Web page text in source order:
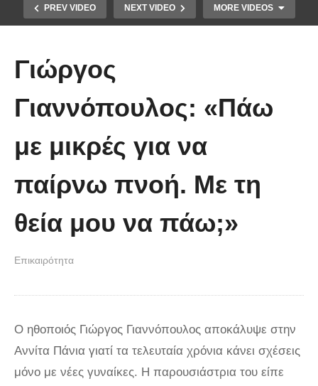
PREV VIDEO NEXT VIDEO MORE VIDEOS
πρώτη στιγμή και συγκίνησε το
νοηματική με ένα μικρό κορίτσι
Γιώργος
Γιαννόπουλος: «Πάω
με μικρές για να
παίρνω πνοή. Με τη
θεία μου να πάω;»
Επικαιρότητα
Ο ηθοποιός Γιώργος Γιαννόπουλος αποκάλυψε στην
Αννίτα Πάνια γιατί τα τελευταία χρόνια κάνει σχέσεις
μόνο με νέες γυναίκες. Η παρουσιάστρια του είπε